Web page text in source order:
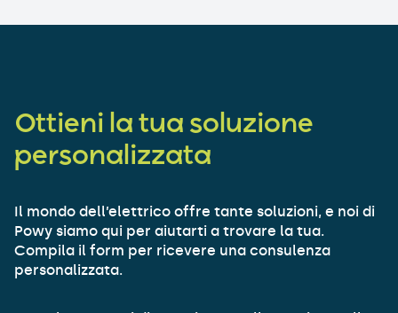
Ottieni la tua soluzione
personalizzata
Il mondo dell’elettrico offre tante soluzioni, e noi di
Powy siamo qui per aiutarti a trovare la tua.
Compila il form per ricevere una consulenza
personalizzata.